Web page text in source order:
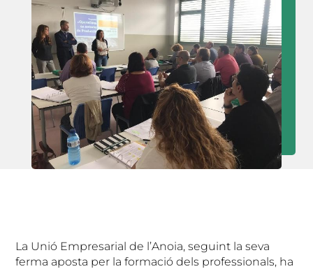
La Unió Empresarial de l’Anoia, seguint la seva
ferma aposta per la formació dels professionals, ha